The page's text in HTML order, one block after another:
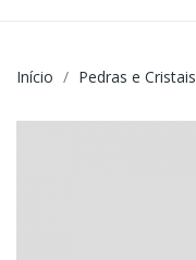
Início Pedras e Cristais